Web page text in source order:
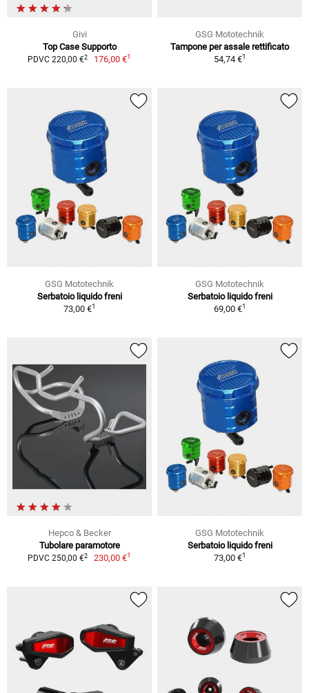
Givi
Top Case Supporto
PDVC 220,00 €2 176,00 €1
GSG Mototechnik
Tampone per assale rettificato
54,74 €1
GSG Mototechnik
Serbatoio liquido freni
73,00 €1
GSG Mototechnik
Serbatoio liquido freni
69,00 €1
Hepco & Becker
Tubolare paramotore
PDVC 250,00 €2 230,00 €1
GSG Mototechnik
Serbatoio liquido freni
73,00 €1